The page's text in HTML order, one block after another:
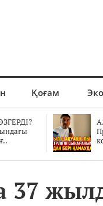
Қоғам
37